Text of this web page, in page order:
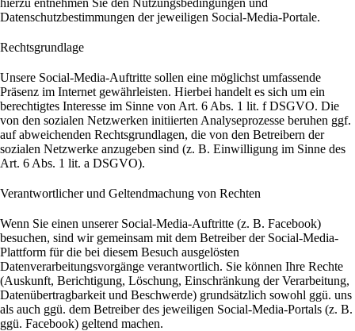
hierzu entnehmen Sie den Nutzungsbedingungen und
Datenschutzbestimmungen der jeweiligen Social-Media-Portale.
Rechtsgrundlage
Unsere Social-Media-Auftritte sollen eine möglichst umfassende
Präsenz im Internet gewährleisten. Hierbei handelt es sich um ein
berechtigtes Interesse im Sinne von Art. 6 Abs. 1 lit. f DSGVO. Die
von den sozialen Netzwerken initiierten Analyseprozesse beruhen ggf.
auf abweichenden Rechtsgrundlagen, die von den Betreibern der
sozialen Netzwerke anzugeben sind (z. B. Einwilligung im Sinne des
Art. 6 Abs. 1 lit. a DSGVO).
Verantwortlicher und Geltendmachung von Rechten
Wenn Sie einen unserer Social-Media-Auftritte (z. B. Facebook)
besuchen, sind wir gemeinsam mit dem Betreiber der Social-Media-
Plattform für die bei diesem Besuch ausgelösten
Datenverarbeitungsvorgänge verantwortlich. Sie können Ihre Rechte
(Auskunft, Berichtigung, Löschung, Einschränkung der Verarbeitung,
Datenübertragbarkeit und Beschwerde) grundsätzlich sowohl ggü. uns
als auch ggü. dem Betreiber des jeweiligen Social-Media-Portals (z. B.
ggü. Facebook) geltend machen.